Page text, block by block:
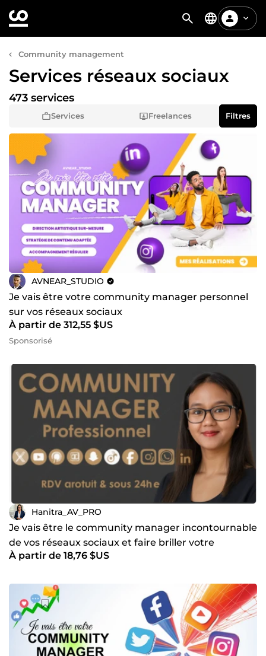
Community management
Services réseaux sociaux
Services Freelances
473 services
Filtres
AVNEAR_STUDIO
Je vais être votre community manager personnel
sur vos réseaux sociaux
À partir de 312,55 $US
Sponsorisé
Hanitra_AV_PRO
Je vais être le community manager incontournable
de vos réseaux sociaux et faire briller votre
présence
À partir de 18,76 $US